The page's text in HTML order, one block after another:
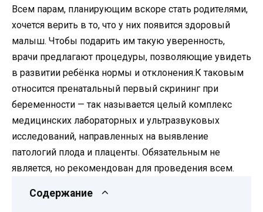
Всем парам, планирующим вскоре стать родителями,
хочется верить в то, что у них появится здоровый
малыш. Чтобы подарить им такую уверенность,
врачи предлагают процедуры, позволяющие увидеть
в развитии ребёнка нормы и отклонения.К таковым
относится пренатальный первый скрининг при
беременности — так называется целый комплекс
медицинских лабораторных и ультразвуковых
исследований, направленных на выявление
патологий плода и плаценты. Обязательным не
является, но рекомендован для проведения всем.
Содержание